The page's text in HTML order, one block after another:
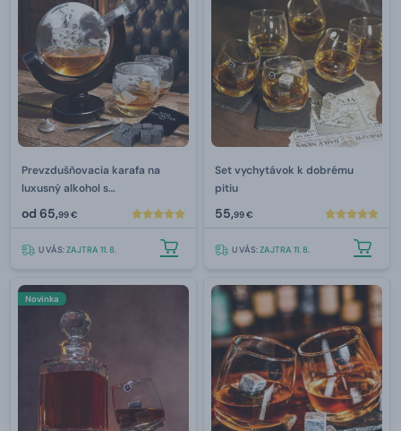
Prevzdušňovacia karafa na
luxusný alkohol s
príslušenstvom 850 ml
od 65,99 €
U VÁS:ZAJTRA 11. 8.
Set vychytávok k dobrému
pitiu
55,99 €
U VÁS:ZAJTRA 11. 8.
Novinka